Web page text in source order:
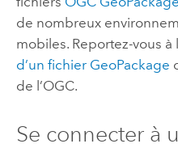
de nombreux
mobiles. Reportez-vous à
d’un fichier GeoPackage
de l’OGC.
Se connecter à